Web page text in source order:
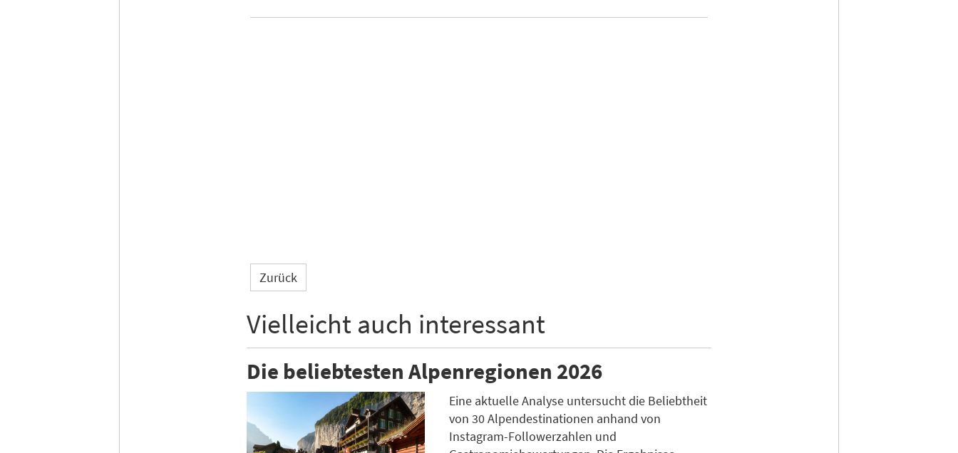
Zurück
Vielleicht auch interessant
Die beliebtesten Alpenregionen 2026
Eine aktuelle Analyse untersucht die Beliebtheit
von 30 Alpendestinationen anhand von
Instagram-Followerzahlen und